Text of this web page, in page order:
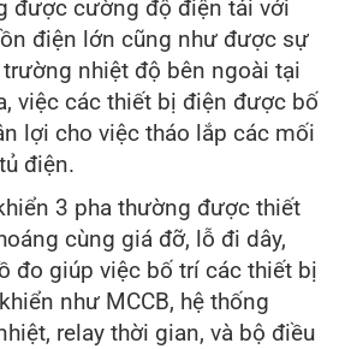
được cường độ điện tải với
điện lớn cũng như được sự
nhiệt độ bên ngoài tại
việc các thiết bị điện được bố
lợi cho việc tháo lắp các mối
điện.
3 pha thường được thiết
cùng giá đỡ, lỗ đi dây,
đo giúp việc bố trí các thiết bị
như MCCB, hệ thống
relay thời gian, và bộ điều